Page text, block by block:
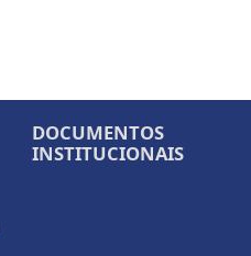
DOCUMENTOS
INSTITUCIONAIS